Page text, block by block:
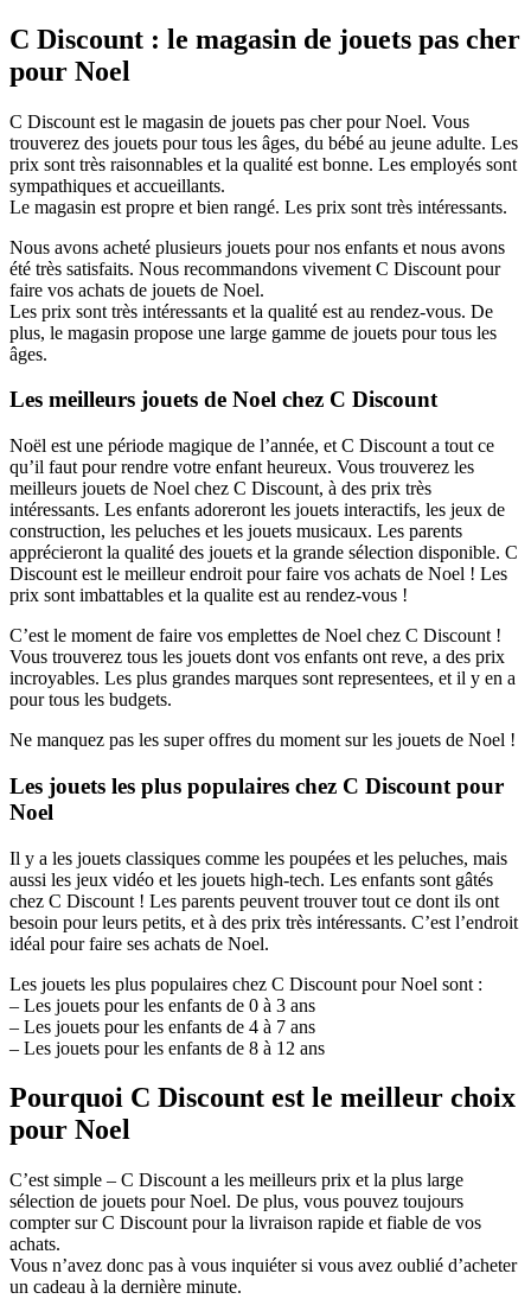
C Discount : le magasin de jouets pas cher
pour Noel
C Discount est le magasin de jouets pas cher pour Noel. Vous
trouverez des jouets pour tous les âges, du bébé au jeune adulte. Les
prix sont très raisonnables et la qualité est bonne. Les employés sont
sympathiques et accueillants.
Le magasin est propre et bien rangé. Les prix sont très intéressants.
Nous avons acheté plusieurs jouets pour nos enfants et nous avons
été très satisfaits. Nous recommandons vivement C Discount pour
faire vos achats de jouets de Noel.
Les prix sont très intéressants et la qualité est au rendez-vous. De
plus, le magasin propose une large gamme de jouets pour tous les
âges.
Les meilleurs jouets de Noel chez C Discount
Noël est une période magique de l’année, et C Discount a tout ce
qu’il faut pour rendre votre enfant heureux. Vous trouverez les
meilleurs jouets de Noel chez C Discount, à des prix très
intéressants. Les enfants adoreront les jouets interactifs, les jeux de
construction, les peluches et les jouets musicaux. Les parents
apprécieront la qualité des jouets et la grande sélection disponible. C
Discount est le meilleur endroit pour faire vos achats de Noel ! Les
prix sont imbattables et la qualite est au rendez-vous !
C’est le moment de faire vos emplettes de Noel chez C Discount !
Vous trouverez tous les jouets dont vos enfants ont reve, a des prix
incroyables. Les plus grandes marques sont representees, et il y en a
pour tous les budgets.
Ne manquez pas les super offres du moment sur les jouets de Noel !
Les jouets les plus populaires chez C Discount pour
Noel
Il y a les jouets classiques comme les poupées et les peluches, mais
aussi les jeux vidéo et les jouets high-tech. Les enfants sont gâtés
chez C Discount ! Les parents peuvent trouver tout ce dont ils ont
besoin pour leurs petits, et à des prix très intéressants. C’est l’endroit
idéal pour faire ses achats de Noel.
Les jouets les plus populaires chez C Discount pour Noel sont :
– Les jouets pour les enfants de 0 à 3 ans
– Les jouets pour les enfants de 4 à 7 ans
– Les jouets pour les enfants de 8 à 12 ans
Pourquoi C Discount est le meilleur choix
pour Noel
C’est simple – C Discount a les meilleurs prix et la plus large
sélection de jouets pour Noel. De plus, vous pouvez toujours
compter sur C Discount pour la livraison rapide et fiable de vos
achats.
Vous n’avez donc pas à vous inquiéter si vous avez oublié d’acheter
un cadeau à la dernière minute.